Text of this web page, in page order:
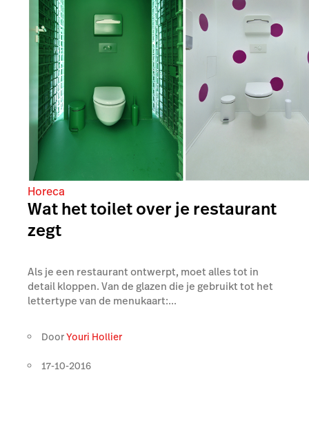
Horeca
Wat het toilet over je restaurant
zegt
Als je een restaurant ontwerpt, moet alles tot in
detail kloppen. Van de glazen die je gebruikt tot het
lettertype van de menukaart:...
DoorYouri Hollier
17-10-2016